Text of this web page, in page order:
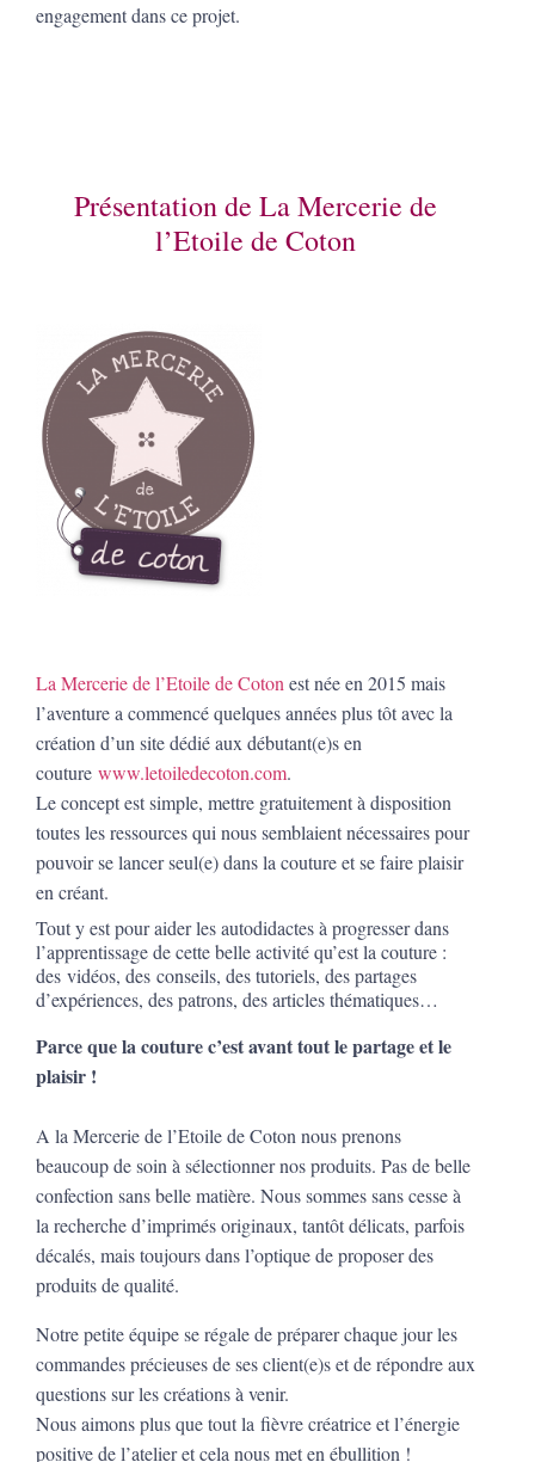
engagement dans ce projet.
Présentation de La Mercerie de
l’Etoile de Coton
La Mercerie de l’Etoile de Coton est née en 2015 mais
l’aventure a commencé quelques années plus tôt avec la
création d’un site dédié aux débutant(e)s en
couture www.letoiledecoton.com.
Le concept est simple, mettre gratuitement à disposition
toutes les ressources qui nous semblaient nécessaires pour
pouvoir se lancer seul(e) dans la couture et se faire plaisir
en créant.
Tout y est pour aider les autodidactes à progresser dans
l’apprentissage de cette belle activité qu’est la couture :
des vidéos, des conseils, des tutoriels, des partages
d’expériences, des patrons, des articles thématiques…
Parce que la couture c’est avant tout le partage et le
plaisir !
A la Mercerie de l’Etoile de Coton nous prenons
beaucoup de soin à sélectionner nos produits. Pas de belle
confection sans belle matière. Nous sommes sans cesse à
la recherche d’imprimés originaux, tantôt délicats, parfois
décalés, mais toujours dans l’optique de proposer des
produits de qualité.
Notre petite équipe se régale de préparer chaque jour les
commandes précieuses de ses client(e)s et de répondre aux
questions sur les créations à venir.
Nous aimons plus que tout la fièvre créatrice et l’énergie
positive de l’atelier et cela nous met en ébullition !